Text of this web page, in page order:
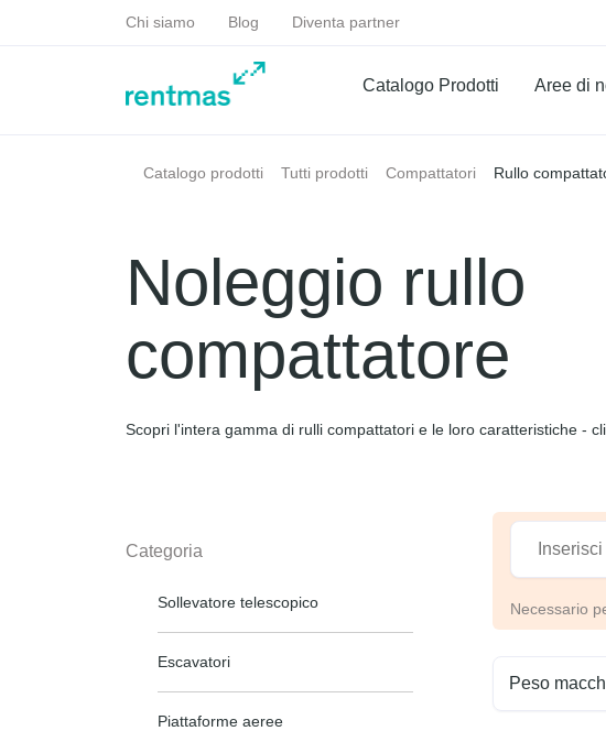
Chi siamo Blog Diventa partner
Catalogo Prodotti Aree di
Catalogo prodotti Tutti prodotti Compattatori Rullo
Noleggio rullo
compattatore
Scopri l'intera gamma di rulli compattatori e le loro caratteristiche -
Categoria
Sollevatore telescopico
Escavatori
Piattaforme aeree
Necessario
Peso